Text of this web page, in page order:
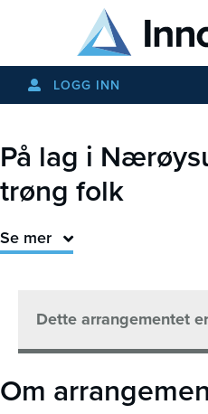
LOGG INN
På lag i
trøng folk
Se mer
Dette arrangementet
Om